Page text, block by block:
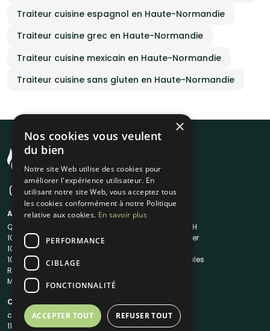
Traiteur cuisine espagnol en Haute-Normandie
Traiteur cuisine grec en Haute-Normandie
Traiteur cuisine mexicain en Haute-Normandie
Traiteur cuisine sans gluten en Haute-Normandie
A propos
Qui sommes-nous ?
1001Salles
1001Salles PRO
1001DJ
Reserverunbar
MP2
Liens utiles
Traiteur en 48H
Nous contacter
Mentions légales
Contacts
contact@1001traiteurs.com
11 Rue Maurice Grandcoing
×
Nos cookies vous veulent
du bien
Notre site Web utilise des cookies pour
améliorer l'expérience utilisateur. En
utilisant notre site Web, vous acceptez tous
les cookies conformément à notre Politique
relative aux cookies. En savoir plus
PERFORMANCE
CIBLAGE
FONCTIONNALITÉ
ACCEPTER TOUT REFUSER TOUT